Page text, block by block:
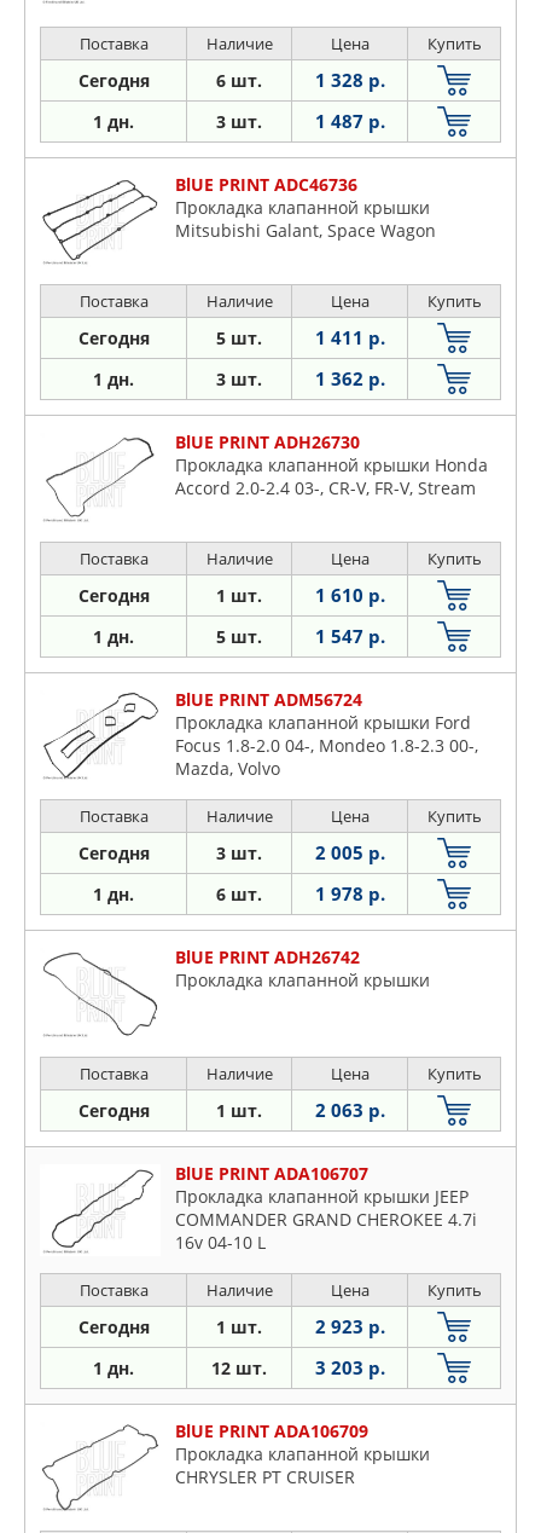
Поставка Наличие Цена Купить
Сегодня 6 шт. 1 328 р.
1 дн. 3 шт. 1 487 р.
BlUE PRINT ADC46736
Прокладка клапанной крышки
Mitsubishi Galant, Space Wagon
Поставка Наличие Цена Купить
Сегодня 5 шт. 1 411 р.
1 дн. 3 шт. 1 362 р.
BlUE PRINT ADH26730
Прокладка клапанной крышки Honda
Accord 2.0-2.4 03-, CR-V, FR-V, Stream
Поставка Наличие Цена Купить
Сегодня 1 шт. 1 610 р.
1 дн. 5 шт. 1 547 р.
BlUE PRINT ADM56724
Прокладка клапанной крышки Ford
Focus 1.8-2.0 04-, Mondeo 1.8-2.3 00-,
Mazda, Volvo
Поставка Наличие Цена Купить
Сегодня 3 шт. 2 005 р.
1 дн. 6 шт. 1 978 р.
BlUE PRINT ADH26742
Прокладка клапанной крышки
Поставка Наличие Цена Купить
Сегодня 1 шт. 2 063 р.
BlUE PRINT ADA106707
Прокладка клапанной крышки JEEP
COMMANDER GRAND CHEROKEE 4.7i
16v 04-10 L
Поставка Наличие Цена Купить
Сегодня 1 шт. 2 923 р.
1 дн. 12 шт. 3 203 р.
BlUE PRINT ADA106709
Прокладка клапанной крышки
CHRYSLER PT CRUISER